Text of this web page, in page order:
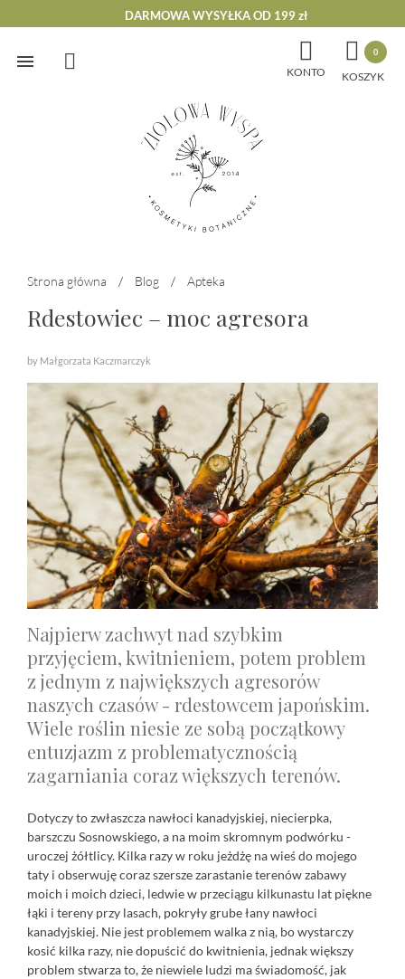
Skip
DARMOWA WYSYŁKA OD 199 zł
 0

KONTO
Strona główna / Blog / Apteka
Rdestowiec – moc agresora
by Małgorzata Kaczmarczyk
Najpierw zachwyt nad szybkim
przyjęciem, kwitnieniem, potem problem
z jednym z największych agresorów
naszych czasów - rdestowcem japońskim.
Wiele roślin niesie ze sobą początkowy
entuzjazm z problematycznością
zagarniania coraz większych terenów.
Dotyczy to zwłaszcza nawłoci kanadyjskiej, niecierpka,
barszczu Sosnowskiego, a na moim skromnym podwórku -
uroczej żółtlicy. Kilka razy w roku jeżdżę na wieś do mojego
taty i obserwuję coraz szersze zarastanie terenów zabawy
moich i moich dzieci, ledwie w przeciągu kilkunastu lat piękne
łąki i tereny przy lasach, pokryły grube łany nawłoci
kanadyjskiej. Nie jest problemem walka z nią, bo wystarczy
kosić kilka razy, nie dopuścić do kwitnienia, jednak większy
problem stwarza to, że niewiele ludzi ma świadomość, jak